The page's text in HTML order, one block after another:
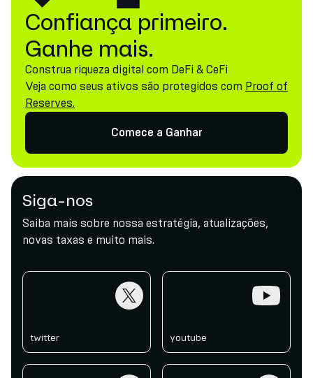
Confiança primeiro.
Ganhe mais.
Construa riqueza digital com DeFi & CeFi
Veja como seus ativos são protegidos com Proof of
Reserves.
Comece a Ganhar
Siga-nos
Saiba mais sobre nossa estratégia, atualizações,
novas taxas e muito mais.
twitter youtube